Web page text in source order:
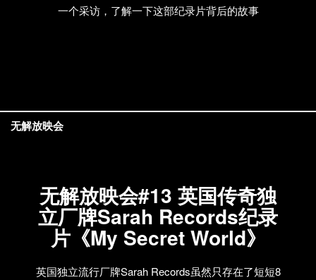
一个采访，了解一下这部纪录片背后的故事
无解放映会#13 英国传奇独
立厂牌Sarah Records纪录
片《My Secret World》
英国独立流行厂牌Sarah Records虽然只存在了短短8
无解放映会